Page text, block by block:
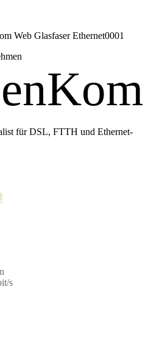
für DSL, FTTH und Ethernet-
s